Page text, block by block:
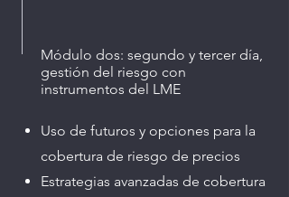
Módulo dos: segundo y tercer día,
gestión del riesgo con
instrumentos del LME
Uso de futuros y opciones para la
cobertura de riesgo de precios
Estrategias avanzadas de cobertura